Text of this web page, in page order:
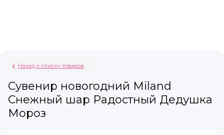
Назад к списку товаров
Сувенир новогодний Miland
Снежный шар Радостный Дедушка
Мороз